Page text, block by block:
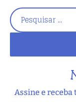
Assine e receba